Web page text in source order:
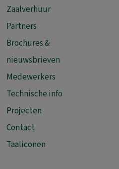
Zaalverhuur
Partners
Brochures &
nieuwsbrieven
Medewerkers
Technische info
Projecten
Contact
Taaliconen